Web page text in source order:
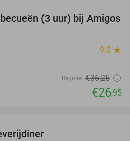
26%
(3 uur) bij Amigos
9.0 star
Regulier €36,25
€26,95